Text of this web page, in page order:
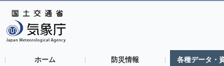
ホーム 防災情報 各種データ・